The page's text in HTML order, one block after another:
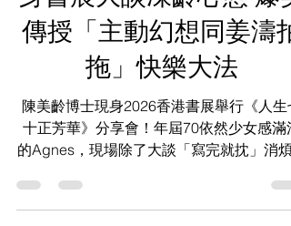
📸【現場直擊】「登七」
依然芳華絕代！陳美齡現
身書展大談凍齡心態 爆笑
傳授「主動幻想同姜濤拍
陳美齡博士現身2026香港書展舉行《人生